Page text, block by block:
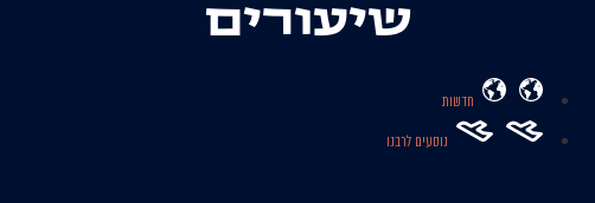
שיעורים
חדשות
נוסעים לרבנו